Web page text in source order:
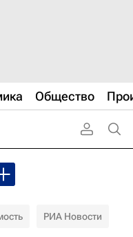
Общество
РИА Новости